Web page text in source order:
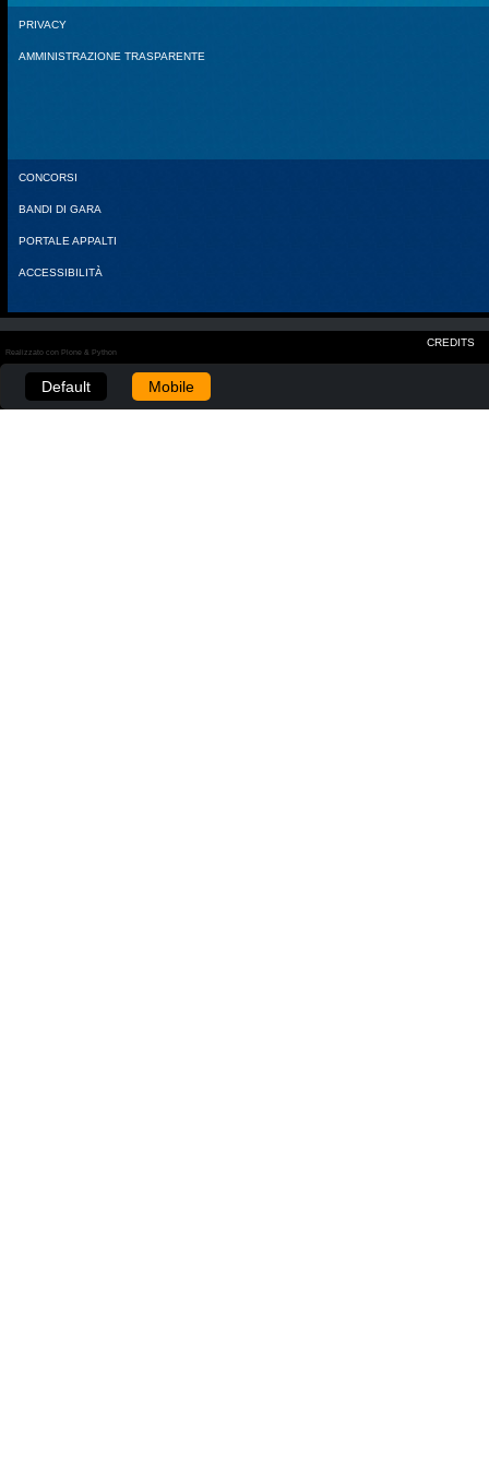
PRIVACY
AMMINISTRAZIONE TRASPARENTE
CONCORSI
BANDI DI GARA
PORTALE APPALTI
ACCESSIBILITÀ
CREDITS
Realizzato con Plone & Python
Default Mobile